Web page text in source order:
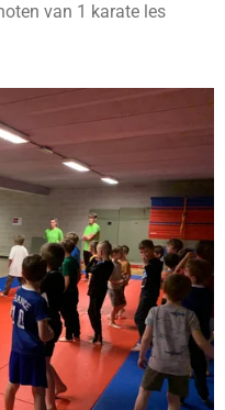
van 1 karate les